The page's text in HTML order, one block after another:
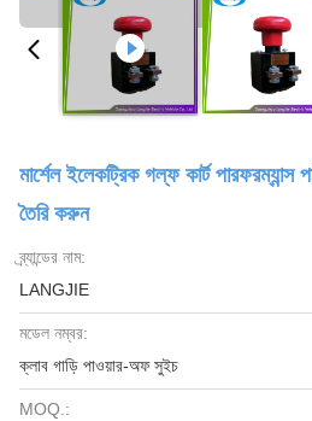
মার্শেল ইলেকট্রিক গল্ফ কার্ট
তৈরি করুন
ব্র্যান্ডের নাম:
LANGJIE
মডেল নম্বর:
ক্লাব গাড়ি পাওয়ার-অফ সুইচ
MOQ.: